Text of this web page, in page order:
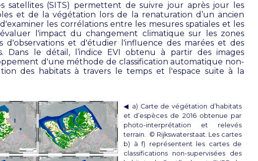
satellites (SITS) permettent de suivre jour après jour les
et de la végétation lors de la renaturation d’un ancien
les corrélations entre les mesures spatiales et les
l'impact du changement climatique sur les zones
d'observations et d'étudier l'influence des marées et des
Dans le détail, l’indice EVI obtenu à partir des images
d'une méthode de classification automatique non-
des habitats à travers le temps et l'espace suite à la
◀︎ a) Carte de végétation d’habitats
et d’espèces de 2016 obtenue par
photo-interprétation et relevés
terrain. © Rijkswaterstaat. Les cartes
b) à f) représentent les cartes de
classifications non-supervisées des